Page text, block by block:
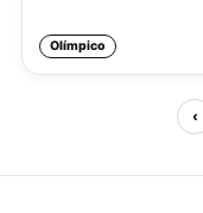
Olímpico
‹